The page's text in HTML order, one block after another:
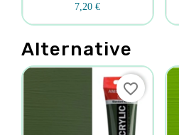
7,20 €
Alternative
favorite_border